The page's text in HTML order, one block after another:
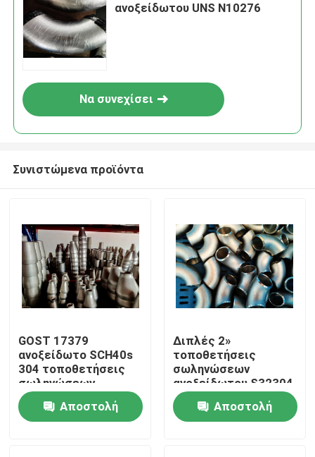
Σπίτι
Προϊόντα
ανοξείδωτου UNS N10276
Να συνεχίσει
Συνιστώμενα προϊόντα
GOST 17379
ανοξείδωτο SCH40s
304 τοποθετήσεις
σωληνώσεων
Αποστολή
Διπλές 2»
τοποθετήσεις
σωληνώσεων
ανοξείδωτου S32304
SCH40s
Αποστολή